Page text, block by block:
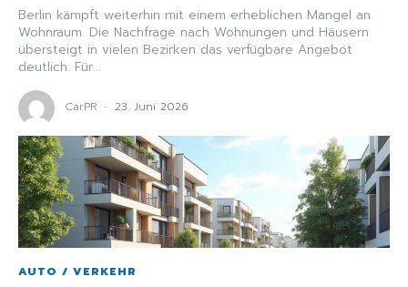
Berlin kämpft weiterhin mit einem erheblichen Mangel an
Wohnraum. Die Nachfrage nach Wohnungen und Häusern
übersteigt in vielen Bezirken das verfügbare Angebot
deutlich. Für...
CarPR - 23. Juni 2026
AUTO / VERKEHR